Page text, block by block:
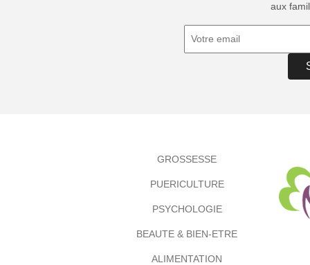
aux
GROSSESSE
PUERICULTURE
PSYCHOLOGIE
BEAUTE & BIEN-ETRE
ALIMENTATION